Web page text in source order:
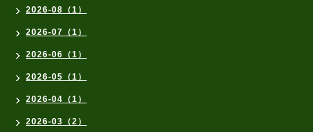
2026-08（1）
2026-07（1）
2026-06（1）
2026-05（1）
2026-04（1）
2026-03（2）